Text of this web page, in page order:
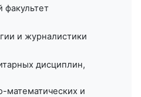
факультет
и журналистики
дисциплин,
математических и